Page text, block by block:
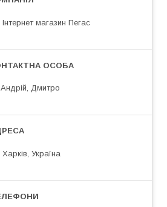
Інтернет магазин Пегас
Андрій, Дмитро
Харків, Україна